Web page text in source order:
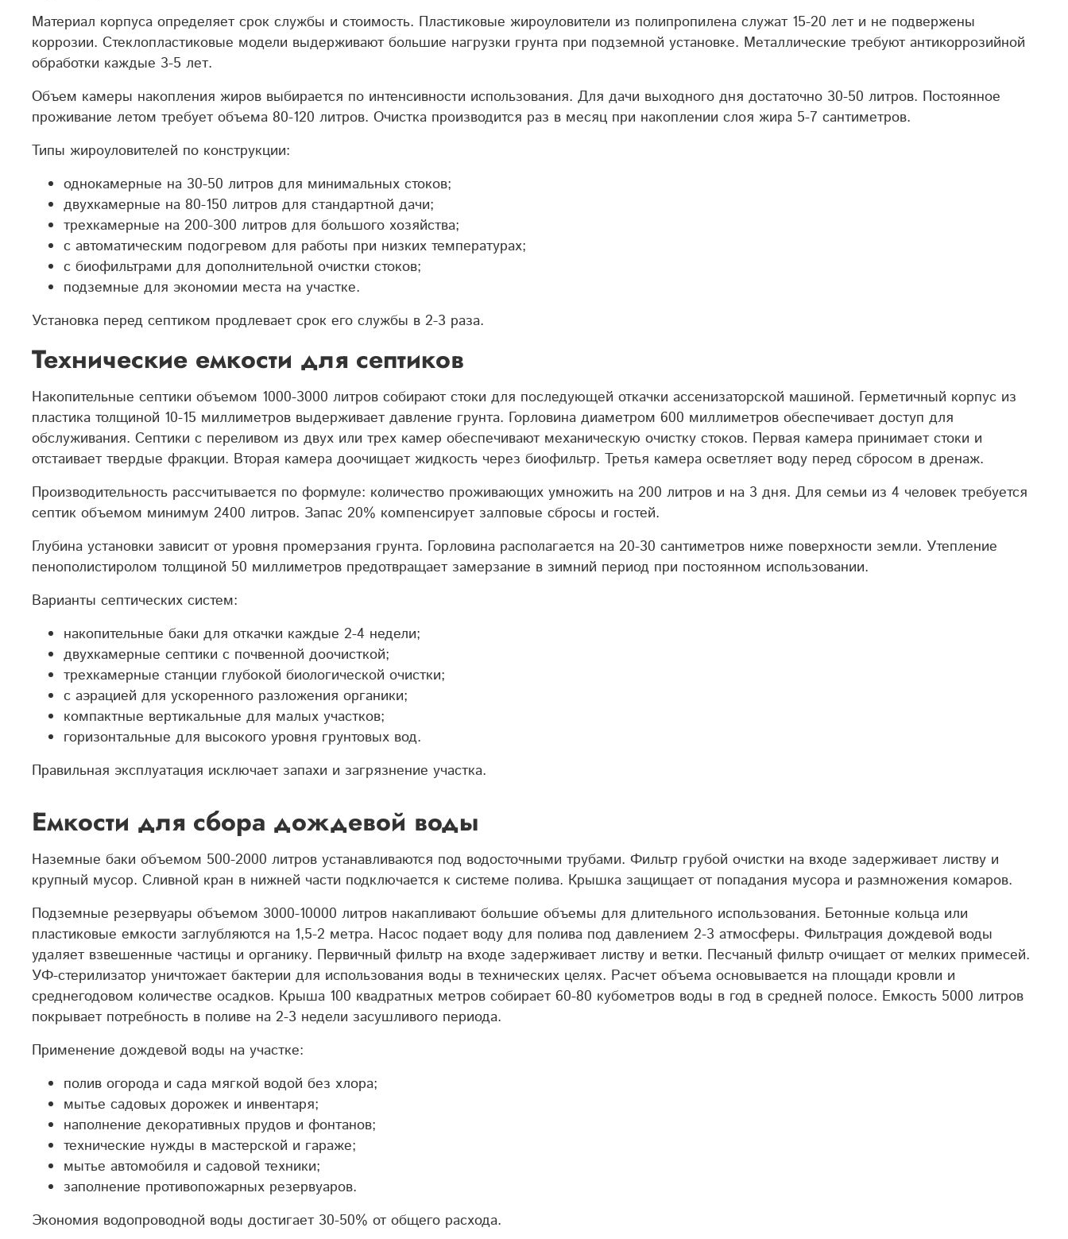
Материал корпуса определяет срок службы и стоимость. Пластиковые жироуловители из полипропилена служат 15-20 лет и не подвержены
коррозии. Стеклопластиковые модели выдерживают большие нагрузки грунта при подземной установке. Металлические требуют антикоррозийной
обработки каждые 3-5 лет.
Объем камеры накопления жиров выбирается по интенсивности использования. Для дачи выходного дня достаточно 30-50 литров. Постоянное
проживание летом требует объема 80-120 литров. Очистка производится раз в месяц при накоплении слоя жира 5-7 сантиметров.
Типы жироуловителей по конструкции:
однокамерные на 30-50 литров для минимальных стоков;
двухкамерные на 80-150 литров для стандартной дачи;
трехкамерные на 200-300 литров для большого хозяйства;
с автоматическим подогревом для работы при низких температурах;
с биофильтрами для дополнительной очистки стоков;
подземные для экономии места на участке.
Установка перед септиком продлевает срок его службы в 2-3 раза.
Технические емкости для септиков
Накопительные септики объемом 1000-3000 литров собирают стоки для последующей откачки ассенизаторской машиной. Герметичный корпус из
пластика толщиной 10-15 миллиметров выдерживает давление грунта. Горловина диаметром 600 миллиметров обеспечивает доступ для
обслуживания. Септики с переливом из двух или трех камер обеспечивают механическую очистку стоков. Первая камера принимает стоки и
отстаивает твердые фракции. Вторая камера доочищает жидкость через биофильтр. Третья камера осветляет воду перед сбросом в дренаж.
Производительность рассчитывается по формуле: количество проживающих умножить на 200 литров и на 3 дня. Для семьи из 4 человек требуется
септик объемом минимум 2400 литров. Запас 20% компенсирует залповые сбросы и гостей.
Глубина установки зависит от уровня промерзания грунта. Горловина располагается на 20-30 сантиметров ниже поверхности земли. Утепление
пенополистиролом толщиной 50 миллиметров предотвращает замерзание в зимний период при постоянном использовании.
Варианты септических систем:
накопительные баки для откачки каждые 2-4 недели;
двухкамерные септики с почвенной доочисткой;
трехкамерные станции глубокой биологической очистки;
с аэрацией для ускоренного разложения органики;
компактные вертикальные для малых участков;
горизонтальные для высокого уровня грунтовых вод.
Правильная эксплуатация исключает запахи и загрязнение участка.
Емкости для сбора дождевой воды
Наземные баки объемом 500-2000 литров устанавливаются под водосточными трубами. Фильтр грубой очистки на входе задерживает листву и
крупный мусор. Сливной кран в нижней части подключается к системе полива. Крышка защищает от попадания мусора и размножения комаров.
Подземные резервуары объемом 3000-10000 литров накапливают большие объемы для длительного использования. Бетонные кольца или
пластиковые емкости заглубляются на 1,5-2 метра. Насос подает воду для полива под давлением 2-3 атмосферы. Фильтрация дождевой воды
удаляет взвешенные частицы и органику. Первичный фильтр на входе задерживает листву и ветки. Песчаный фильтр очищает от мелких примесей.
УФ-стерилизатор уничтожает бактерии для использования воды в технических целях. Расчет объема основывается на площади кровли и
среднегодовом количестве осадков. Крыша 100 квадратных метров собирает 60-80 кубометров воды в год в средней полосе. Емкость 5000 литров
покрывает потребность в поливе на 2-3 недели засушливого периода.
Применение дождевой воды на участке:
полив огорода и сада мягкой водой без хлора;
мытье садовых дорожек и инвентаря;
наполнение декоративных прудов и фонтанов;
технические нужды в мастерской и гараже;
мытье автомобиля и садовой техники;
заполнение противопожарных резервуаров.
Экономия водопроводной воды достигает 30-50% от общего расхода.